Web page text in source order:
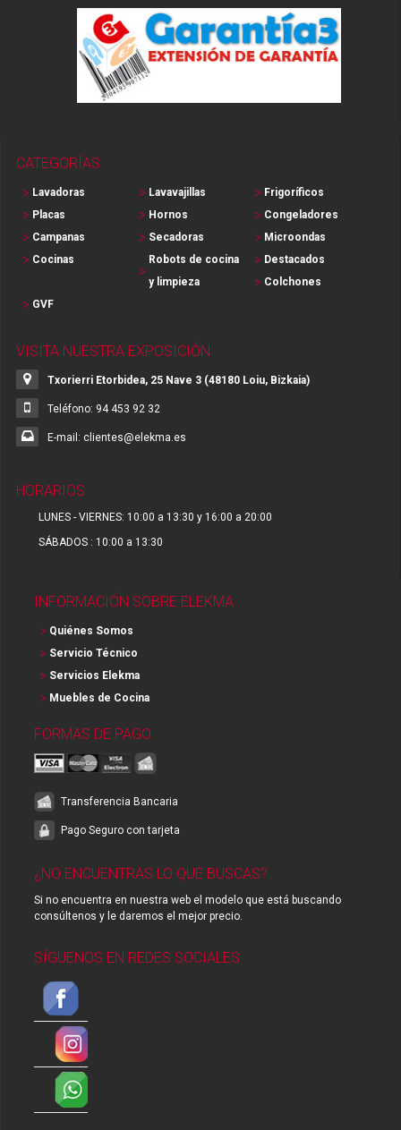
CATEGORÍAS
Lavadoras Lavavajillas
Frigoríficos
Placas
Hornos
Congeladores
Campanas
Secadoras
Microondas
Cocinas
Robots de cocina
y limpieza
Destacados
Colchones
GVF
VISITA NUESTRA EXPOSICIÓN
Txorierri Etorbidea, 25 Nave 3 (48180 Loiu, Bizkaia)
Teléfono: 94 453 92 32
E-mail: clientes@elekma.es
HORARIOS
LUNES - VIERNES: 10:00 a 13:30 y 16:00 a 20:00
SÁBADOS : 10:00 a 13:30
INFORMACIÓN SOBRE ELEKMA
Quiénes Somos
Servicio Técnico
Servicios Elekma
Muebles de Cocina
FORMAS DE PAGO
Transferencia Bancaria
Pago Seguro con tarjeta
¿NO ENCUENTRAS LO QUE BUSCAS?
Si no encuentra en nuestra web el modelo que está buscando
consúltenos y le daremos el mejor precio.
SÍGUENOS EN REDES SOCIALES